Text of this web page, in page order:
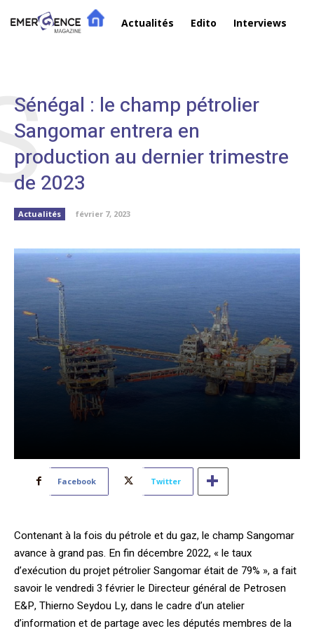
Actualités Edito Interviews
Sénégal : le champ pétrolier
Sangomar entrera en
production au dernier trimestre
de 2023
Actualités février 7, 2023
Facebook Twitter
Contenant à la fois du pétrole et du gaz, le champ Sangomar
avance à grand pas. En fin décembre 2022, « le taux
d’exécution du projet pétrolier Sangomar était de 79% », a fait
savoir le vendredi 3 février le Directeur général de Petrosen
E&P, Thierno Seydou Ly, dans le cadre d’un atelier
d’information et de partage avec les députés membres de la